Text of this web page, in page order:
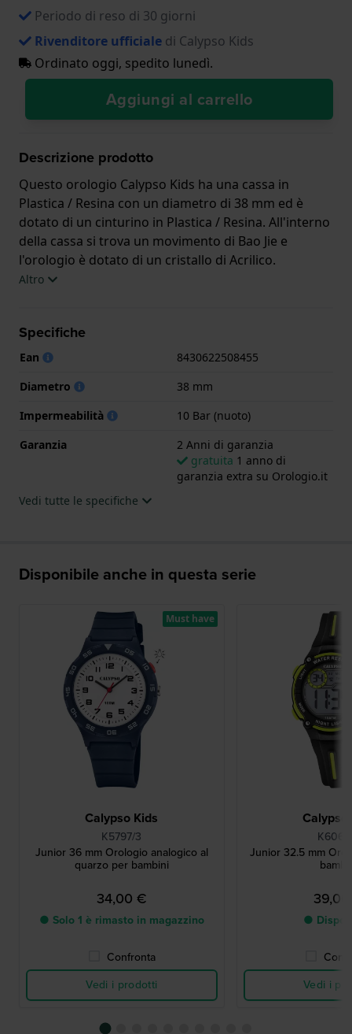
Periodo di reso di 30 giorni
Rivenditore ufficiale di Calypso Kids
Ordinato oggi, spedito lunedì.
Aggiungi al carrello
Descrizione prodotto
Questo orologio Calypso Kids ha una cassa in
Plastica / Resina con un diametro di 38 mm ed è
dotato di un cinturino in Plastica / Resina. All'interno
della cassa si trova un movimento di Bao Jie e
l'orologio è dotato di un cristallo di Acrilico.
con 2 Anni di garanzia.
Altro
Specifiche
Ean
8430622508455
Diametro
38 mm
Impermeabilità
10 Bar (nuoto)
Garanzia
2 Anni di garanzia
gratuita 1 anno di
garanzia extra su Orologio.it
Vedi tutte le specifiche
Disponibile anche in questa serie
Calypso Kids
K5797/3
Junior 36 mm Orologio analogico al
quarzo per bambini
34,00 €
● Solo 1 è rimasto in magazzino
Confronta
Vedi i prodotti
Must have
Calypso
Junior 32.5 mm
●
Vedi i